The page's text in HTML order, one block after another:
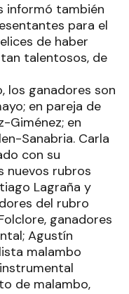
informó también
para el
de haber
talentosos, de
los ganadores son
en pareja de
Giménez; en
Sanabria. Carla
con su
nuevos rubros
Lagraña y
del rubro
ganadores
Agustín
malambo
de malambo,